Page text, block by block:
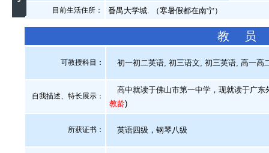
目前生活住所： 番禺大学城. （寒暑假都在南宁）
教 员
可教授科目： 初一初二英语, 初三语文, 初三英语, 高一高
自我描述、特长展示 ：
高中就读于佛山市第一中学，现就读于广东
教龄)
所获证书 ： 英语四级，钢琴八级